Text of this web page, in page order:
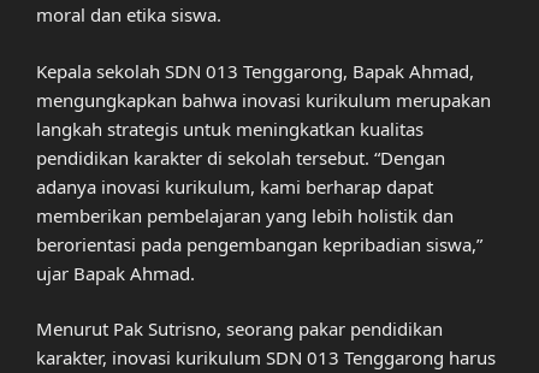
moral dan etika siswa.
Kepala sekolah SDN 013 Tenggarong, Bapak Ahmad,
mengungkapkan bahwa inovasi kurikulum merupakan
langkah strategis untuk meningkatkan kualitas
pendidikan karakter di sekolah tersebut. “Dengan
adanya inovasi kurikulum, kami berharap dapat
memberikan pembelajaran yang lebih holistik dan
berorientasi pada pengembangan kepribadian siswa,”
ujar Bapak Ahmad.
Menurut Pak Sutrisno, seorang pakar pendidikan
karakter, inovasi kurikulum SDN 013 Tenggarong harus